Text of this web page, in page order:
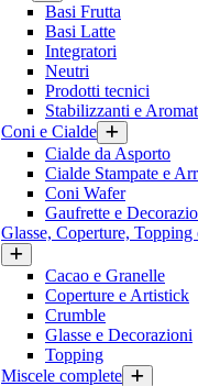
Basi Frutta
Basi Latte
Integratori
Neutri
Prodotti tecnici
Stabilizzanti e
Coni e Cialde
Cialde da Asporto
Cialde Stampate e
Coni Wafer
Gaufrette e
Glasse, Coperture, Topping
Cacao e Granelle
Coperture e Artistick
Crumble
Glasse e Decorazioni
Topping
Miscele complete